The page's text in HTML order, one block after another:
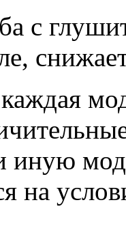
с
иную
на